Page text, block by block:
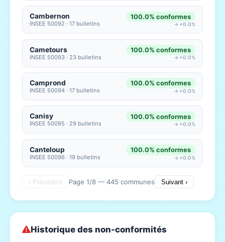
Cambernon
INSEE 50092 · 17 bulletins
100.0% conformes
→ +0.0%
Cametours
INSEE 50093 · 23 bulletins
100.0% conformes
→ +0.0%
Camprond
INSEE 50094 · 17 bulletins
100.0% conformes
→ +0.0%
Canisy
INSEE 50095 · 29 bulletins
100.0% conformes
→ +0.0%
Canteloup
INSEE 50096 · 19 bulletins
100.0% conformes
→ +0.0%
‹ Précédent Page 1/8 — 445 communes Suivant ›
Historique des non-conformités